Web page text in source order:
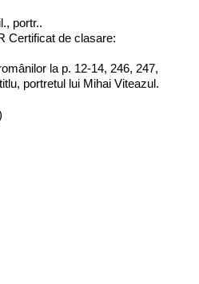
portr..
Certificat de clasare:
la p. 12-14, 246, 247,
portretul lui Mihai Viteazul.